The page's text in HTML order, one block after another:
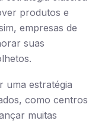
produtos e
empresas de
suas
uma estratégia
como centros
muitas